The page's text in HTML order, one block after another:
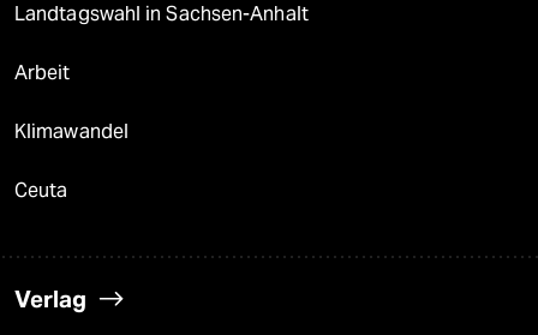
Landtagswahl in Sachsen-Anhalt
Arbeit
Klimawandel
Ceuta
Verlag